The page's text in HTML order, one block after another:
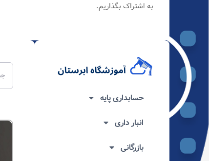
به اشتراک بگذاریم.
حسابداری پایه
انبار داری
بازرگانی